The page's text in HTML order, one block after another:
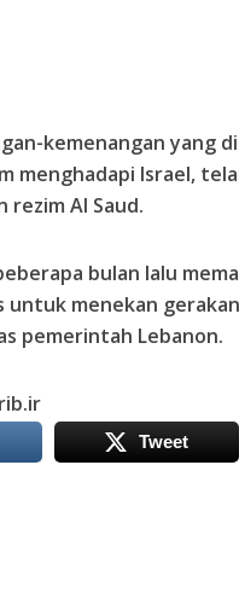
kemenangan yang
menghadapi Israel,
rezim Al Saud.
bulan lalu
menekan
pemerintah Lebanon.
Tweet